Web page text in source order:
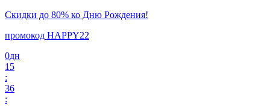
Скидки до 80% ко Дню Рождения!
промокод HAPPY22
0дн
15
:
36
: